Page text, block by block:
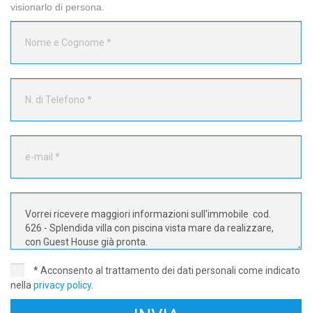
visionarlo di persona.
* Acconsento al trattamento dei dati personali come indicato
nella privacy policy.